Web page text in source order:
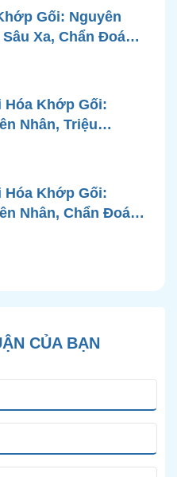
Gối: Nguyên
Sâu Xa, Chẩn Đoán
Bác Sĩ Xương
Hóa Khớp Gối:
Nhân, Triệu
Y Khoa
Hóa Khớp Gối:
Nhân, Chẩn Đoán
CỦA BẠN